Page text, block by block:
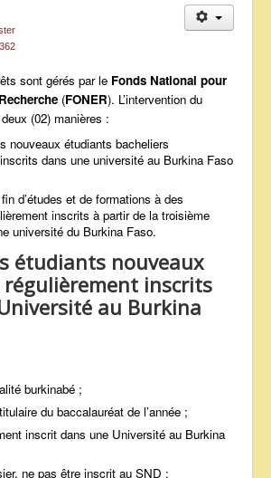
sont gérés par le Fonds National pour
(FONER). L’intervention du
(02) manières :
nouveaux étudiants bacheliers
dans une université au Burkina Faso
d’études et de formations à des
inscrits à partir de la troisième
université du Burkina Faso.
étudiants nouveaux
régulièrement inscrits
au Burkina
burkinabé ;
du baccalauréat de l’année ;
inscrit dans une Université au Burkina
ne pas être inscrit au SND ;